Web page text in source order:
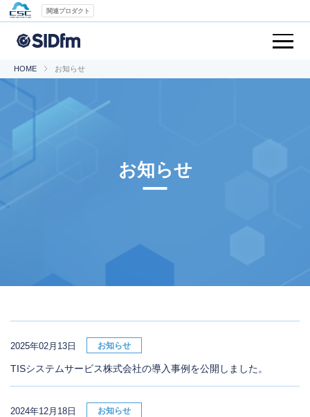
関連プロダクト
HOME お知らせ
お知らせ
2025年02月13日 お知らせ
TISシステムサービス株式会社の導入事例を公開しました。
2024年12月18日 お知らせ